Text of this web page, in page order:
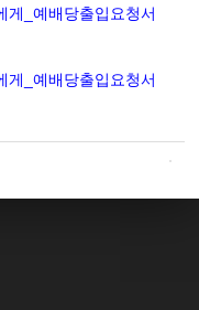
게_예배당출입요청서
게_예배당출입요청서